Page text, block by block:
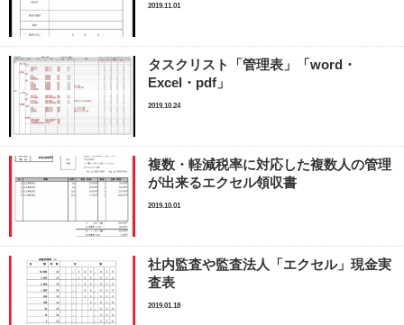
2019.11.01
タスクリスト「管理表」「word・
Excel・pdf」
2019.10.24
複数・軽減税率に対応した複数人の管理
が出来るエクセル領収書
2019.10.01
社内監査や監査法人「エクセル」現金実
査表
2019.01.18